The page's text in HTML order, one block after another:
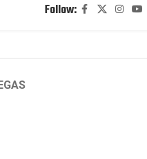
Follow: